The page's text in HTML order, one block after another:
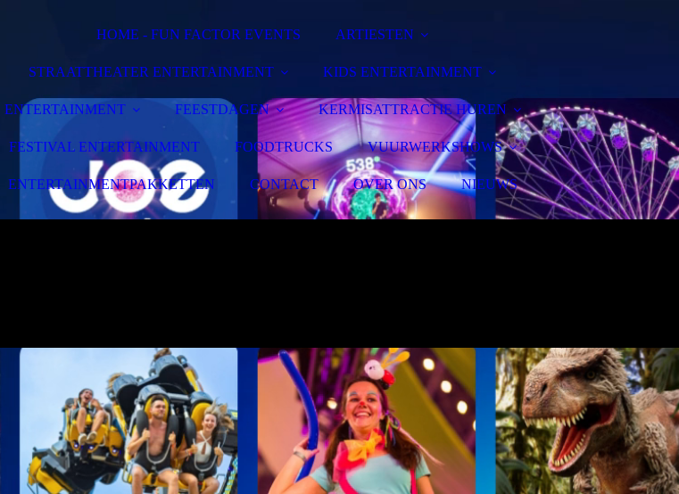
HOME - FUN FACTOR EVENTS ARTIESTEN
STRAATTHEATER ENTERTAINMENT KIDS ENTERTAINMENT
ENTERTAINMENT FEESTDAGEN KERMISATTRACTIE HUREN
FESTIVAL ENTERTAINMENT FOODTRUCKS VUURWERKSHOWS
ENTERTAINMENTPAKKETTEN CONTACT OVER ONS NIEUWS